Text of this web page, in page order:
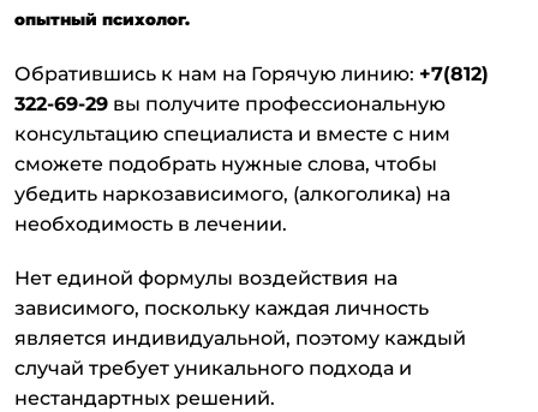
опытный психолог.
Обратившись к нам на Горячую линию: +7(812)
322-69-29 вы получите профессиональную
консультацию специалиста и вместе с ним
сможете подобрать нужные слова, чтобы
убедить наркозависимого, (алкоголика) на
необходимость в лечении.
Нет единой формулы воздействия на
зависимого, поскольку каждая личность
является индивидуальной, поэтому каждый
случай требует уникального подхода и
нестандартных решений.